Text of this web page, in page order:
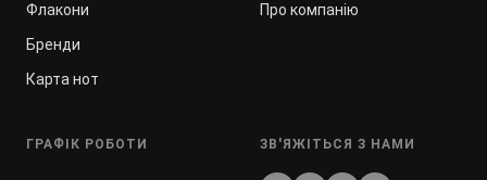
Флакони
Бренди
Карта нот
Про компанію
ГРАФІК РОБОТИ ЗВ'ЯЖІТЬСЯ З НАМИ